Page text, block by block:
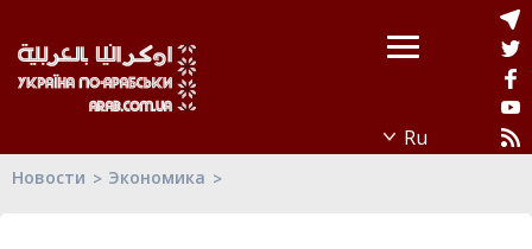
Новости Экономика